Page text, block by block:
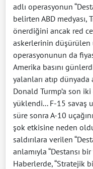
adlı operasyonun
belirten ABD medyası,
önerdiğini ancak red
askerlerinin düşürülen
operasyonunun da
Amerika basını
yalanları atıp dünyada
Donald Turmp’a son
yüklendi... F-15 savaş
süre sonra A-10
şok etkisine neden
saldırılara verilen
anlamıyla “Destansı
Haberlerde, “Stratejik